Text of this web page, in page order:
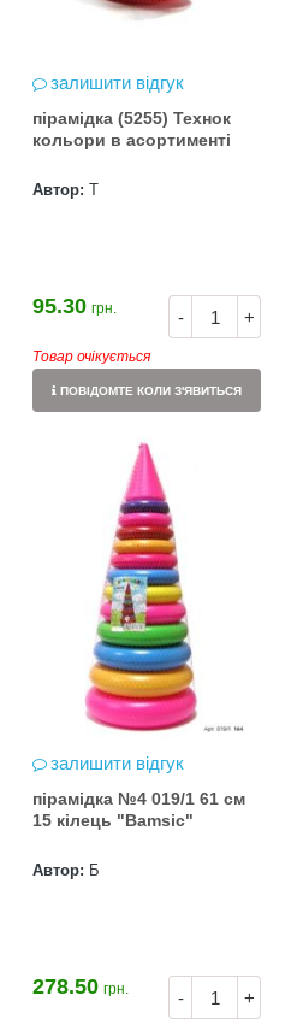
залишити відгук
пірамідка (5255) Технок
кольори в асортименті
Автор: Т
- +
95.30 грн.
Товар очікується
ПОВІДОМТЕ КОЛИ З'ЯВИТЬСЯ
залишити відгук
пірамідка №4 019/1 61 см
15 кілець "Bamsic"
Автор: Б
- +
278.50 грн.